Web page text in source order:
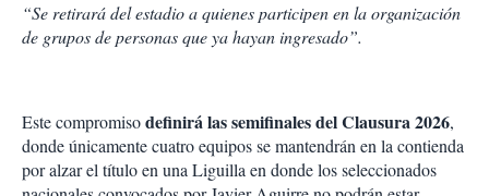
“Se retirará del estadio a quienes participen en la organización
de grupos de personas que ya hayan ingresado”.
Este compromisodefinirá las semifinales del Clausura 2026,
donde únicamente cuatro equipos se mantendrán en la contienda
por alzar el título en una Liguilla en donde los seleccionados